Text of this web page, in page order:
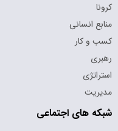
کرونا
منابع انسانی
کسب و کار
رهبری
استراتژی
مدیریت
شبکه های اجتماعی